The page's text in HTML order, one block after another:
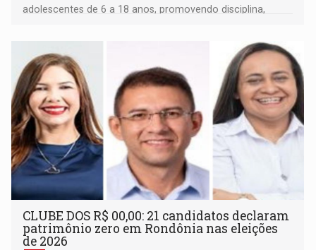
adolescentes de 6 a 18 anos, promovendo disciplina,
CLUBE DOS R$ 00,00: 21 candidatos declaram
patrimônio zero em Rondônia nas eleições
de 2026